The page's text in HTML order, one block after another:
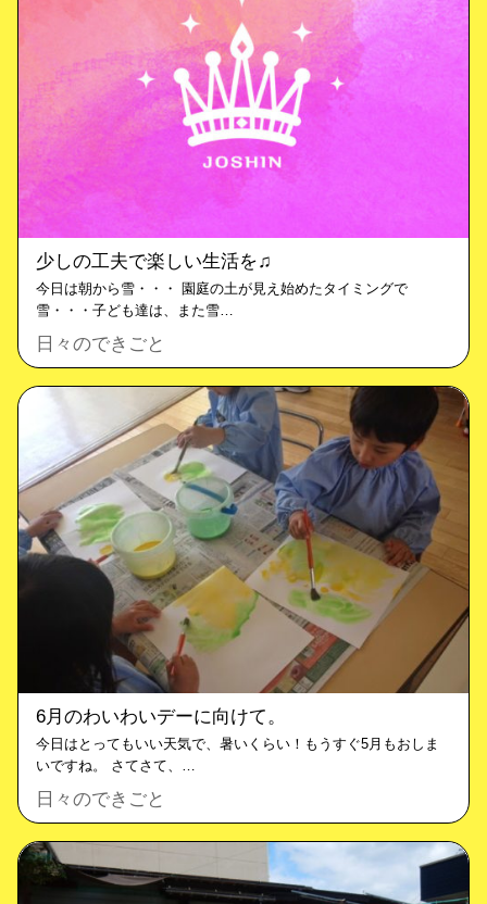
少しの工夫で楽しい生活を♫
今日は朝から雪・・・ 園庭の土が見え始めたタイミングで
雪・・・子ども達は、また雪…
日々のできごと
6月のわいわいデーに向けて。
今日はとってもいい天気で、暑いくらい！もうすぐ5月もおしま
いですね。 さてさて、…
日々のできごと